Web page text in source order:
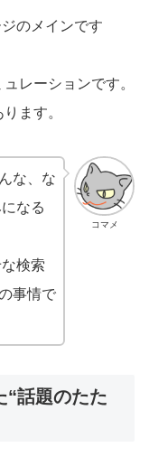
のメインです
レーションです。
ます。
コマメ
な、な
なる
検索
事情で
“話題のたた